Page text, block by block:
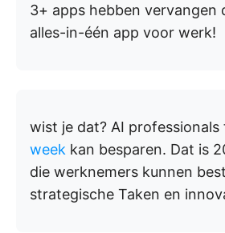
3+ apps hebben vervangen
alles-in-één app voor werk!
wist je dat? AI professionals
week kan besparen. Dat is
die werknemers kunnen
strategische Taken en